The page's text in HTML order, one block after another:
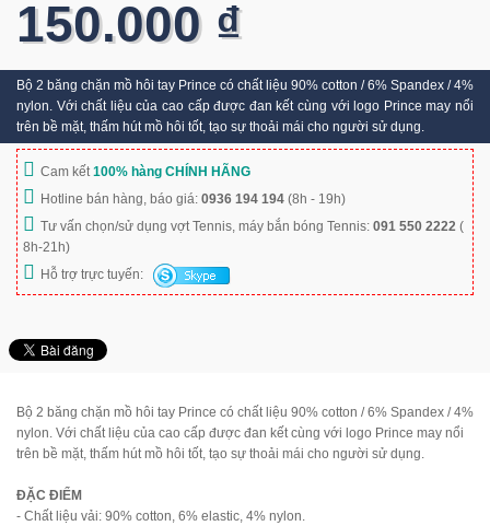
150.000 ₫
Bộ 2 băng chặn mồ hôi tay Prince có chất liệu 90% cotton / 6% Spandex / 4%
nylon. Với chất liệu của cao cấp được đan kết cùng với logo Prince may nổi
trên bề mặt, thấm hút mồ hôi tốt, tạo sự thoải mái cho người sử dụng.
Cam kết100% hàng CHÍNH HÃNG
Hotline bán hàng, báo giá: 0936 194 194 (8h - 19h)
Tư vấn chọn/sử dụng vợt Tennis, máy bắn bóng Tennis: 091 550 2222 (
8h-21h)
Hỗ trợ trực tuyến:
Bộ 2 băng chặn mồ hôi tay Prince có chất liệu 90% cotton / 6% Spandex / 4%
nylon. Với chất liệu của cao cấp được đan kết cùng với logo Prince may nổi
trên bề mặt, thấm hút mồ hôi tốt, tạo sự thoải mái cho người sử dụng.
ĐẶC ĐIỂM
- Chất liệu vải: 90% cotton, 6% elastic, 4% nylon.